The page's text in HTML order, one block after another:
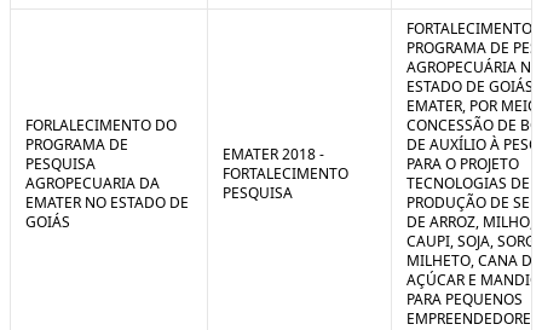
FORLALECIMENTO DO
PROGRAMA DE
PESQUISA
AGROPECUARIA DA
EMATER NO ESTADO DE
GOIÁS
EMATER 2018 -
FORTALECIMENTO
PESQUISA
FORTALECIMENTO
PROGRAMA DE
AGROPECUÁRIA NO
ESTADO DE GOIÁS
EMATER, POR
CONCESSÃO DE
DE AUXÍLIO À
PARA O PROJETO
TECNOLOGIAS DE
PRODUÇÃO DE
DE ARROZ, MILHO,
CAUPI, SOJA,
MILHETO, CANA DE
AÇÚCAR E
PARA PEQUENOS